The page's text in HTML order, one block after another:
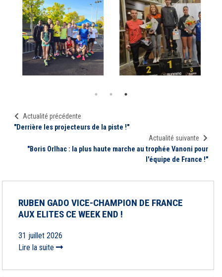
Actualité précédente
"Derrière les projecteurs de la piste !"
Actualité suivante
"Boris Orlhac : la plus haute marche au trophée Vanoni pour
l'équipe de France !"
RUBEN GADO VICE-CHAMPION DE FRANCE
AUX ELITES CE WEEK END !
31 juillet 2026
Lire la suite